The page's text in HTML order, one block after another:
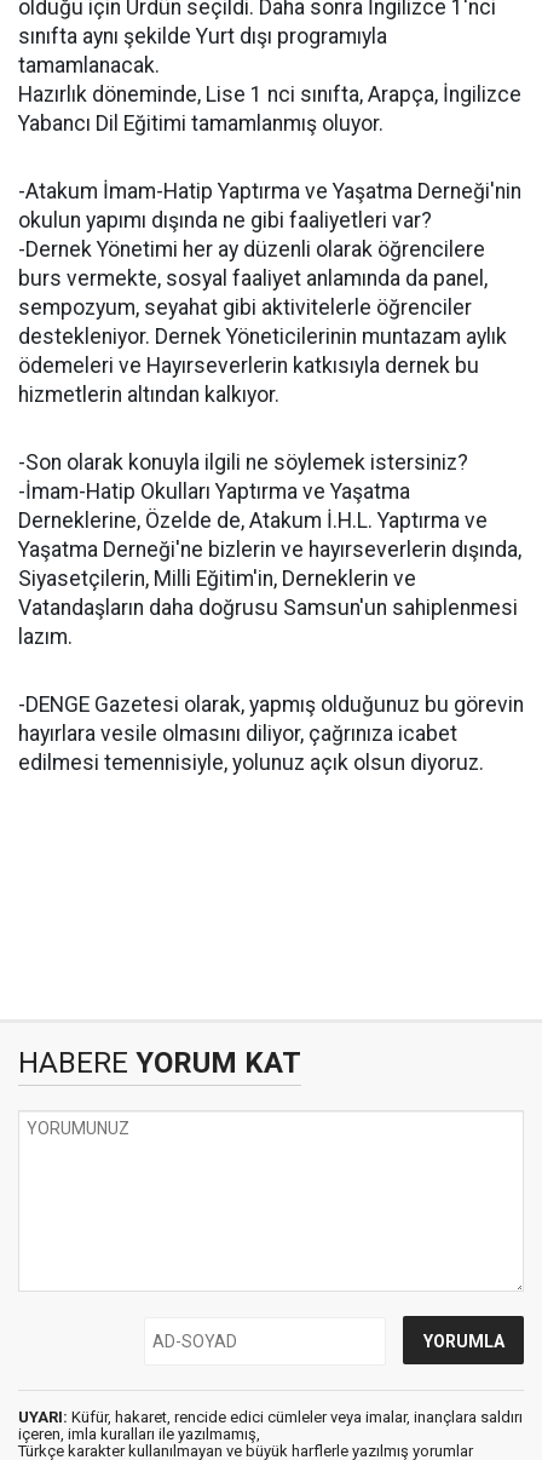
olduğu için Ürdün seçildi. Daha sonra İngilizce 1'nci
sınıfta aynı şekilde Yurt dışı programıyla
tamamlanacak.
Hazırlık döneminde, Lise 1 nci sınıfta, Arapça, İngilizce
Yabancı Dil Eğitimi tamamlanmış oluyor.
-Atakum İmam-Hatip Yaptırma ve Yaşatma Derneği'nin
okulun yapımı dışında ne gibi faaliyetleri var?
-Dernek Yönetimi her ay düzenli olarak öğrencilere
burs vermekte, sosyal faaliyet anlamında da panel,
sempozyum, seyahat gibi aktivitelerle öğrenciler
destekleniyor. Dernek Yöneticilerinin muntazam aylık
ödemeleri ve Hayırseverlerin katkısıyla dernek bu
hizmetlerin altından kalkıyor.
-Son olarak konuyla ilgili ne söylemek istersiniz?
-İmam-Hatip Okulları Yaptırma ve Yaşatma
Derneklerine, Özelde de, Atakum İ.H.L. Yaptırma ve
Yaşatma Derneği'ne bizlerin ve hayırseverlerin dışında,
Siyasetçilerin, Milli Eğitim'in, Derneklerin ve
Vatandaşların daha doğrusu Samsun'un sahiplenmesi
lazım.
-DENGE Gazetesi olarak, yapmış olduğunuz bu görevin
hayırlara vesile olmasını diliyor, çağrınıza icabet
edilmesi temennisiyle, yolunuz açık olsun diyoruz.
HABERE YORUM KAT
UYARI: Küfür, hakaret, rencide edici cümleler veya imalar, inançlara saldırı
içeren, imla kuralları ile yazılmamış,
Türkçe karakter kullanılmayan ve büyük harflerle yazılmış yorumlar